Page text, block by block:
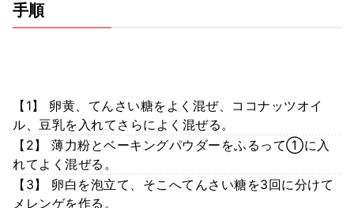
手順
【1】 卵黄、てんさい糖をよく混ぜ、ココナッツオイ
ル、豆乳を入れてさらによく混ぜる。
【2】 薄力粉とベーキングパウダーをふるって①に入
れてよく混ぜる。
【3】 卵白を泡立て、そこへてんさい糖を3回に分けて
メレンゲを作る。